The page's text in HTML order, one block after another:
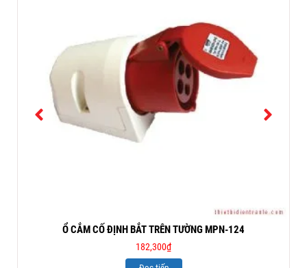
Ổ CẮM CỐ ĐỊNH BẮT TRÊN TƯỜNG MPN-124
182,300₫